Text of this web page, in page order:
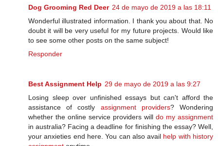
Dog Grooming Red Deer 24 de mayo de 2019 a las 18:11
Wonderful illustrated information. I thank you about that. No
doubt it will be very useful for my future projects. Would like
to see some other posts on the same subject!
Responder
Best Assignment Help 29 de mayo de 2019 a las 9:27
Losing sleep over unfinished essays but can't afford the
assistance of costly assignment providers? Wondering
whether the online service providers will do my assignment
in australia? Facing a deadline for finishing the essay? Well,
your anxieties end here. You can also avail help with history